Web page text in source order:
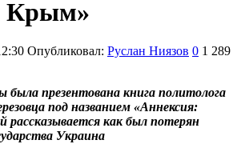
Крым»
Опубликовал: Руслан Ниязов 0 1 289
была презентована книга политолога
под названием «Аннексия:
рассказывается как был потерян
Украина